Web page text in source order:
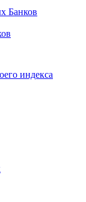
Банков
индекса